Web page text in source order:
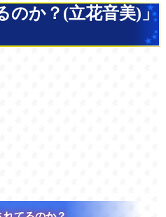
のか？(立花音美)」